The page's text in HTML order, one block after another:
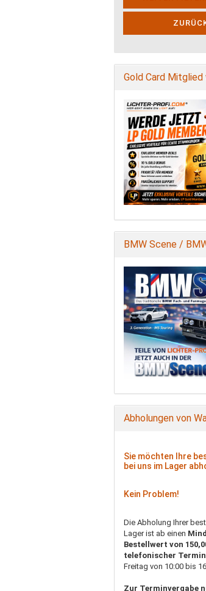
Gold Card Mitglied
BMW Scene /
Abholungen von
Sie möchten Ihre
bei uns im Lager
Kein Problem!
Die Abholung Ihrer
Lager ist ab einen
Bestellwert von
telefonischer
Freitag von 10:00 bis
Zur Terminvergabe